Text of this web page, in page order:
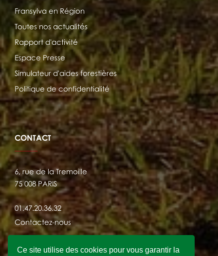
Ce site utilise des cookies pour vous garantir la
Fransylva en Région
Toutes nos actualités
Rapport d'activité
Espace Presse
Simulateur d'aides forestières
Politique de confidentialité
CONTACT
6, rue de la Tremoille
75 008 PARIS
01.47.20.36.32
Contactez-nous